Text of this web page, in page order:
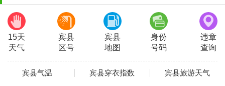
15天
天气
宾县
区号
宾县
地图
身份
号码
违章
查询
宾县气温 宾县穿衣指数 宾县旅游天气